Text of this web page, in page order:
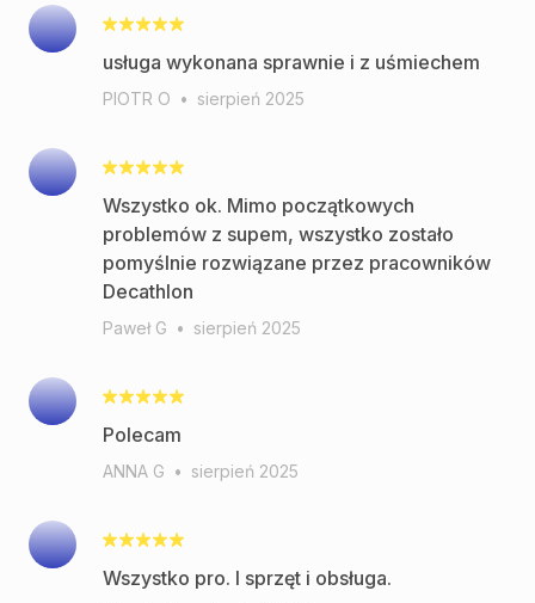
usługa wykonana sprawnie i z uśmiechem
PIOTR O • sierpień 2025
Wszystko ok. Mimo początkowych
problemów z supem, wszystko zostało
pomyślnie rozwiązane przez pracowników
Decathlon
Paweł G • sierpień 2025
Polecam
ANNA G • sierpień 2025
Wszystko pro. I sprzęt i obsługa.